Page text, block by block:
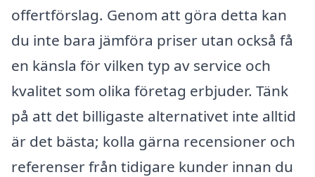
offertförslag. Genom att göra detta kan
du inte bara jämföra priser utan också få
en känsla för vilken typ av service och
kvalitet som olika företag erbjuder. Tänk
på att det billigaste alternativet inte alltid
är det bästa; kolla gärna recensioner och
referenser från tidigare kunder innan du